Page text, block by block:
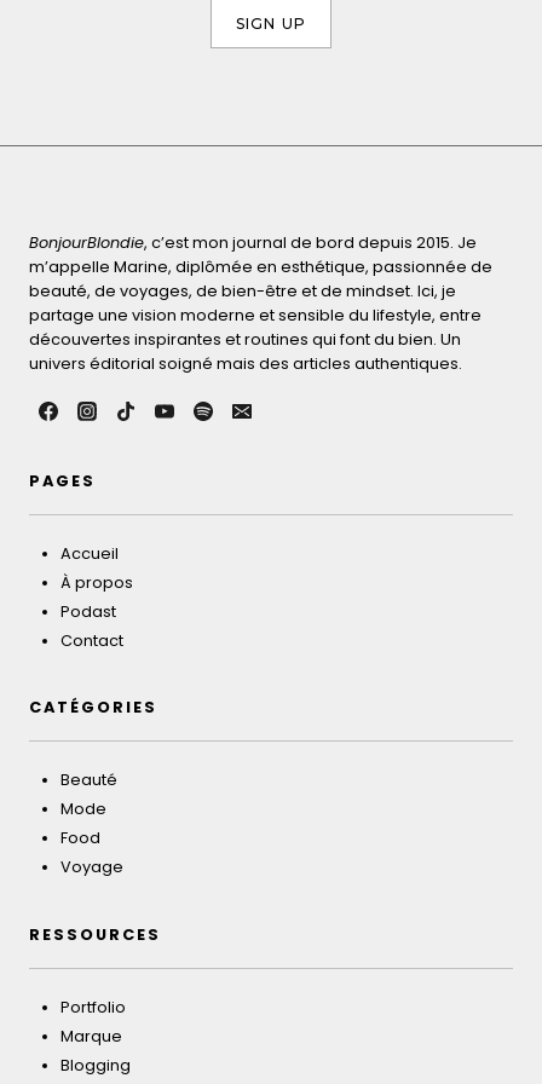
BonjourBlondie, c’est mon journal de bord depuis 2015. Je
m’appelle Marine, diplômée en esthétique, passionnée de
beauté, de voyages, de bien-être et de mindset. Ici, je
partage une vision moderne et sensible du lifestyle, entre
découvertes inspirantes et routines qui font du bien. Un
univers éditorial soigné mais des articles authentiques.
PAGES
Accueil
À propos
Podast
Contact
CATÉGORIES
Beauté
Mode
Food
Voyage
RESSOURCES
Portfolio
Marque
Blogging